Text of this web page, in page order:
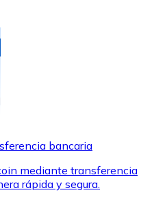
Bitnovo o realiza compras
para comprar
bancaria
mediante transferencia
rápida y segura.